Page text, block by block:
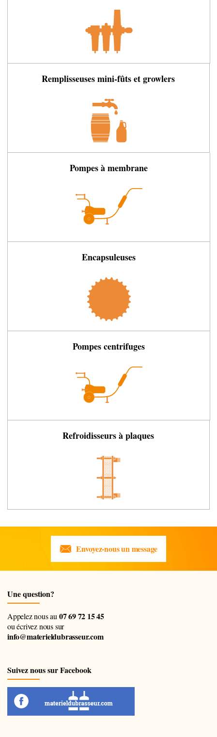
Remplisseuses mini-fûts et growlers
Pompes à membrane
Encapsuleuses
Pompes centrifuges
Refroidisseurs à plaques
Envoyez-nous un message
Une question?
Appelez nous au 07 69 72 15 45
ou écrivez nous sur
info@materieldubrasseur.com
Suivez nous sur Facebook